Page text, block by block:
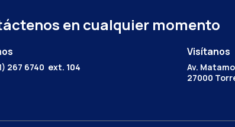
en cualquier momento
267 6740 ext. 104
Visítanos
Av.
27000